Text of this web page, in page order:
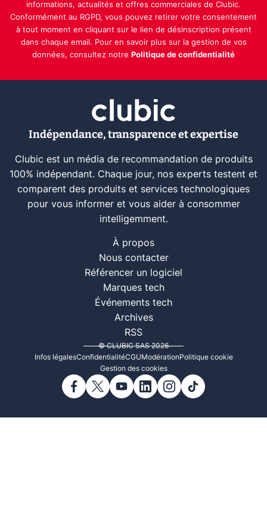
informations, actualités et offres commerciales de Clubic.
Conformément au RGPD, vous pouvez retirer votre consentement
à tout moment en cliquant sur le lien de désinscription présent
dans chaque email. Pour en savoir plus sur la gestion de vos
données, consultez notre Politique de confidentialité
Indépendance, transparence et expertise
Clubic est un média de recommandation de produits
100% indépendant. Chaque jour, nos experts testent et
comparent des produits et services technologiques
pour vous informer et vous aider à consommer
intelligemment.
À propos
Nous contacter
Référencer un logiciel
Marques tech
Événements tech
Archives
RSS
© CLUBIC SAS 2026
Infos légalesConfidentialitéCGUModérationPolitique cookie
Gestion des cookies